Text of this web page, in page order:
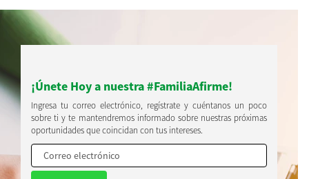
¡Únete Hoy a nuestra #FamiliaAfirme!
Ingresa tu correo electrónico, regístrate y cuéntanos un poco
sobre ti y te mantendremos informado sobre nuestras próximas
oportunidades que coincidan con tus intereses.